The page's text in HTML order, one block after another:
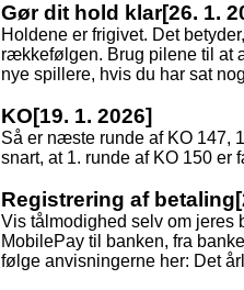
Gør dit hold klar[26. 1.
Holdene er frigivet. Det
rækkefølgen. Brug pilene til at
nye spillere, hvis du har sat
KO[19. 1. 2026]
Så er næste runde af KO 147,
snart, at 1. runde af KO 150 er
Registrering af betaling
Vis tålmodighed selv om jeres
MobilePay til banken, fra
følge anvisningerne her: Det